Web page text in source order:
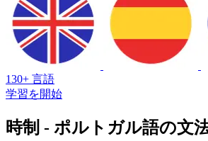
130+ 言語
学習を開始
時制 - ポルトガル語の文